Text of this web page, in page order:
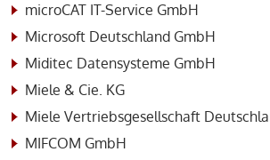
microCAT IT-Service GmbH
Microsoft Deutschland GmbH
Miditec Datensysteme GmbH
Miele & Cie. KG
Miele Vertriebsgesellschaft
MIFCOM GmbH